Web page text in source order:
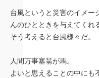
台風というと災害のイメー
んのひとときを与えてくれ
そう考えると台風様々だ。
人間万事塞翁が馬。
よいと思えることの中にも